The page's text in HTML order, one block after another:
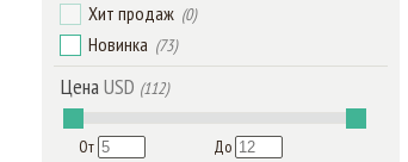
Хит продаж (0)
Новинка (73)
ЦенаUSD (112)
От До